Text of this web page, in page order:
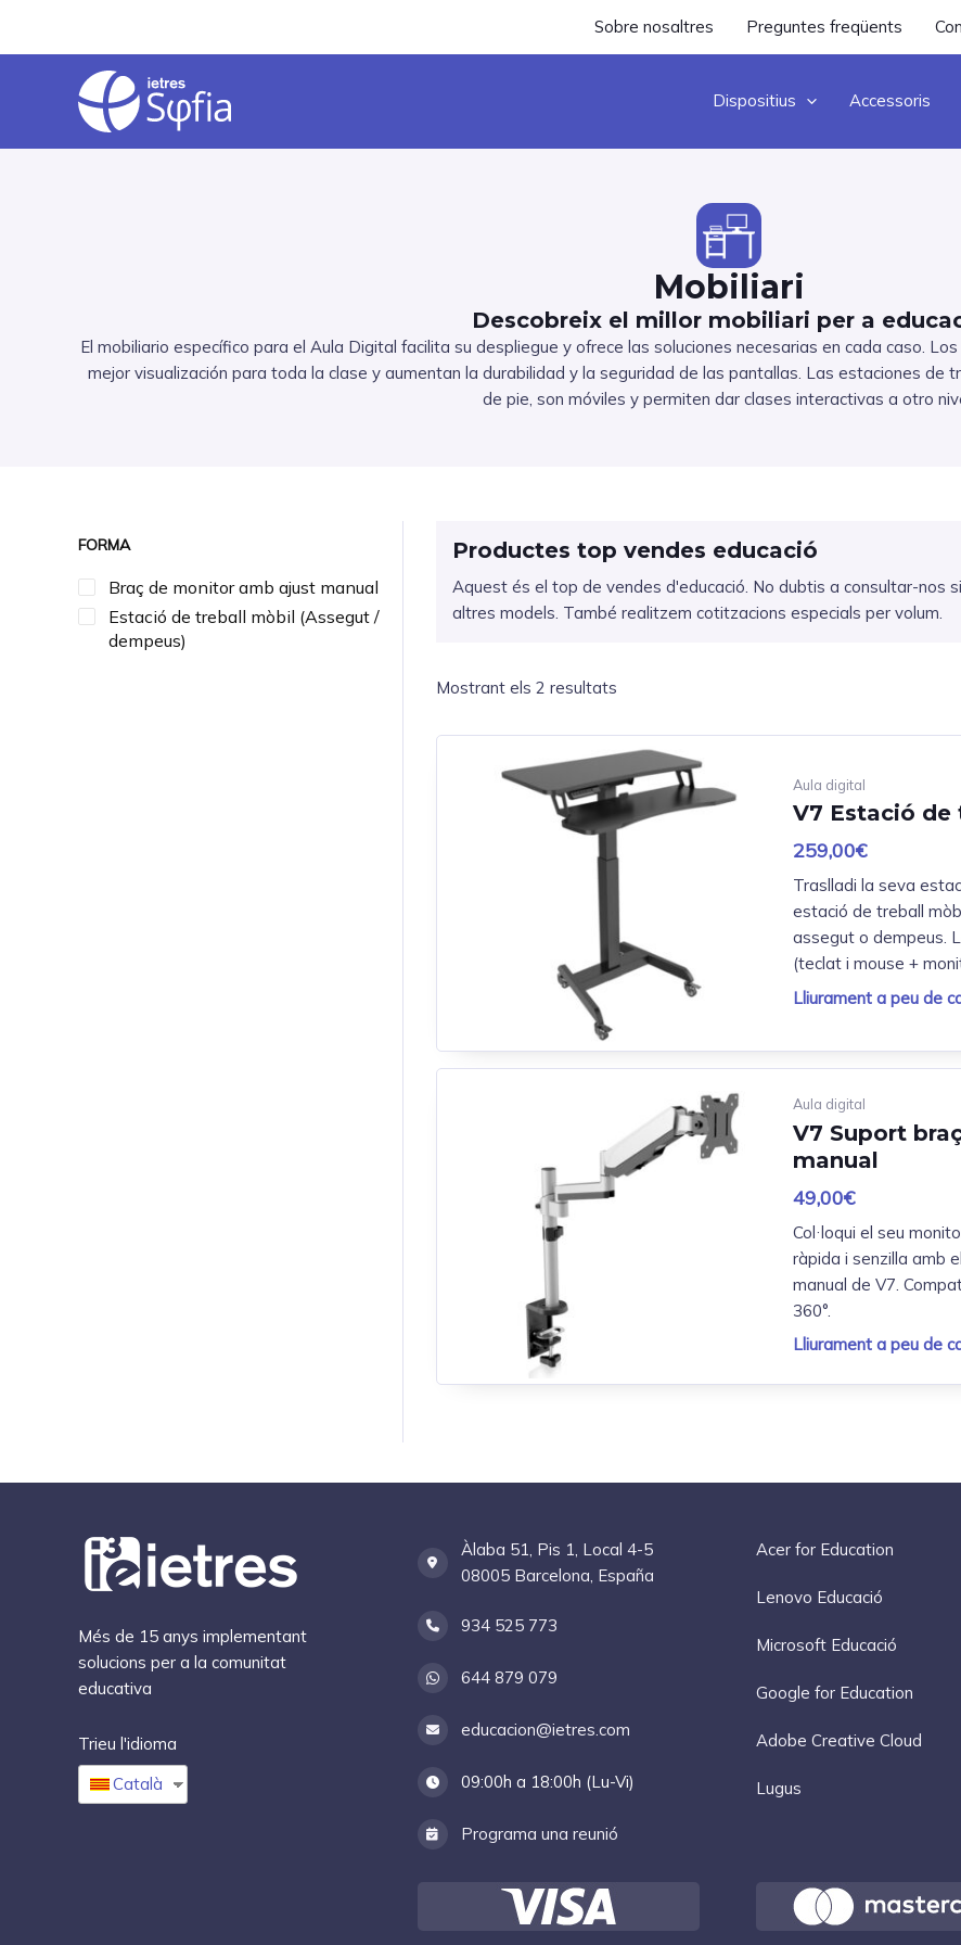
Sobre nosaltres Preguntes freqüents
Dispositius Accessoris
Mobiliari
Descobreix el millor mobiliari per a
El mobiliario específico para el Aula Digital facilita su despliegue y ofrece las soluciones necesarias en cada caso.
mejor visualización para toda la clase y aumentan la durabilidad y la seguridad de las pantallas. Las estaciones
de pie, son móviles y permiten dar clases interactivas a otro
FORMA
Braç de monitor amb ajust manual
Estació de treball mòbil (Assegut /
dempeus)
Productes top vendes educació
Aquest és el top de vendes d'educació. No dubtis a consultar-nos
altres models. També realitzem cotitzacions especials per volum.
Mostrant els 2 resultats
Aula digital
V7 Estació
259,00€
Traslladi la seva
estació de treball
assegut o dempeus.
(teclat i mouse +
Lliurament a peu de
Aula digital
V7 Suport
manual
49,00€
Col·loqui el seu
ràpida i senzilla amb
manual de V7.
360°.
Lliurament a peu de
Més de 15 anys implementant
solucions per a la comunitat
educativa
Trieu l'idioma
Català
Àlaba 51, Pis 1, Local 4-5
08005 Barcelona, España
934 525 773
644 879 079
educacion@ietres.com
09:00h a 18:00h (Lu-Vi)
Programa una reunió
Acer for Education
Lenovo Educació
Microsoft Educació
Google for Education
Adobe Creative Cloud
Lugus